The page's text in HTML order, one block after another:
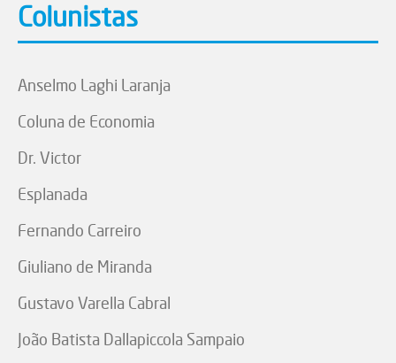
Colunistas
Anselmo Laghi Laranja
Coluna de Economia
Dr. Victor
Esplanada
Fernando Carreiro
Giuliano de Miranda
Gustavo Varella Cabral
João Batista Dallapiccola Sampaio